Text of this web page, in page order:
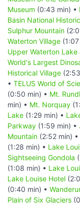
Museum (0:43 min) •
Basin National
Sulphur Mountain
Waterton Village
Upper Waterton Lake
World's Largest
Historical Village
• TELUS World of
(0:50 min) • Mt.
min) • Mt. Norquay
Lake (1:29 min) •
Parkway (1:59 min) •
Mountain (2:52 min) •
(1:28 min) • Lake
Sightseeing Gondola
(1:08 min) • Lake
Lake Louise Hotel
(0:40 min) •
Plain of Six Glaciers